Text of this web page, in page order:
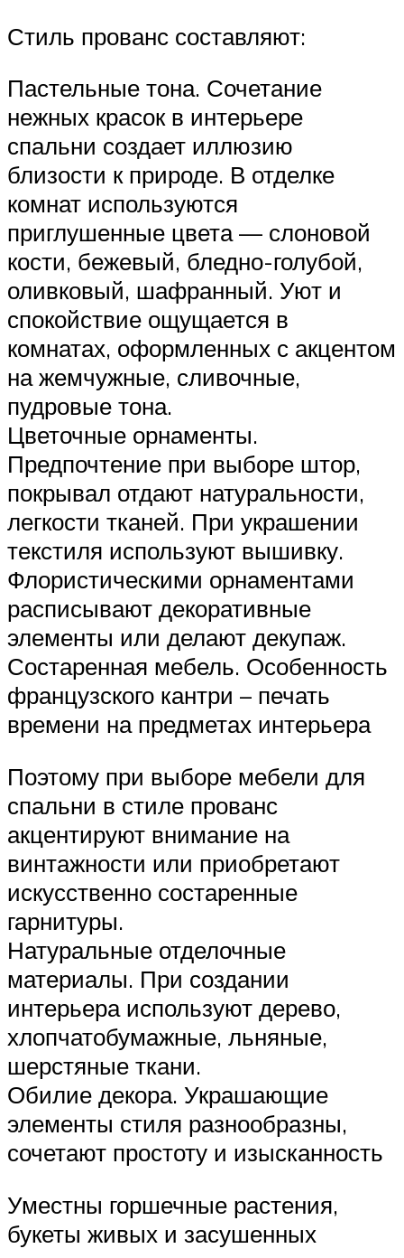
Стиль прованс составляют:
Пастельные тона. Сочетание
нежных красок в интерьере
спальни создает иллюзию
близости к природе. В отделке
комнат используются
приглушенные цвета — слоновой
кости, бежевый, бледно-голубой,
оливковый, шафранный. Уют и
спокойствие ощущается в
комнатах, оформленных с акцентом
на жемчужные, сливочные,
пудровые тона.
Цветочные орнаменты.
Предпочтение при выборе штор,
покрывал отдают натуральности,
легкости тканей. При украшении
текстиля используют вышивку.
Флористическими орнаментами
расписывают декоративные
элементы или делают декупаж.
Состаренная мебель. Особенность
французского кантри – печать
времени на предметах интерьера
Поэтому при выборе мебели для
спальни в стиле прованс
акцентируют внимание на
винтажности или приобретают
искусственно состаренные
гарнитуры.
Натуральные отделочные
материалы. При создании
интерьера используют дерево,
хлопчатобумажные, льняные,
шерстяные ткани.
Обилие декора. Украшающие
элементы стиля разнообразны,
сочетают простоту и изысканность
Уместны горшечные растения,
букеты живых и засушенных